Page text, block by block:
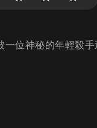
位神秘的年輕殺